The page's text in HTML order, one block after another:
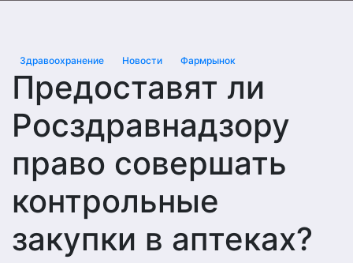
Здравоохранение Новости Фармрынок
Предоставят ли
Росздравнадзору
право совершать
контрольные
закупки в аптеках?